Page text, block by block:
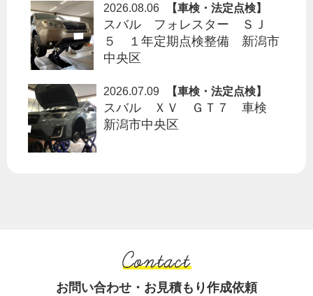
2026.08.06 【車検・法定点検】
スバル フォレスター ＳＪ
５ １年定期点検整備 新潟市
中央区
2026.07.09 【車検・法定点検】
スバル ＸＶ ＧＴ７ 車検
新潟市中央区
お問い合わせ・お見積もり作成依頼